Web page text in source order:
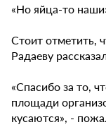
«Но яйца-то
Стоит отметить,
Радаеву
«Спасибо за то,
площади
кусаются», -